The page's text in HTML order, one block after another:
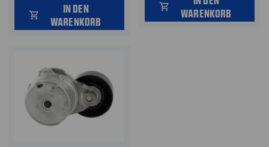
shopping_cart
IN DEN
WARENKORB
shopping_cart
WARENKORB